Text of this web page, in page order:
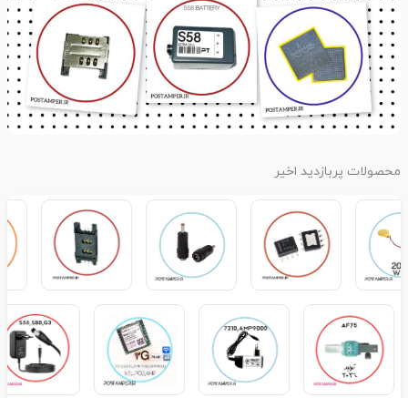
محصولات پربازدید اخیر